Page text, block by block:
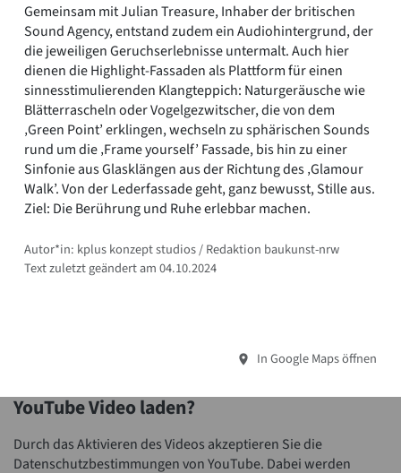
Gemeinsam mit Julian Treasure, Inhaber der britischen
Sound Agency, entstand zudem ein Audiohintergrund, der
die jeweiligen Geruchserlebnisse untermalt. Auch hier
dienen die Highlight-Fassaden als Plattform für einen
sinnesstimulierenden Klangteppich: Naturgeräusche wie
Blätterrascheln oder Vogelgezwitscher, die von dem
‚Green Point’ erklingen, wechseln zu sphärischen Sounds
rund um die ‚Frame yourself’ Fassade, bis hin zu einer
Sinfonie aus Glasklängen aus der Richtung des ‚Glamour
Walk’. Von der Lederfassade geht, ganz bewusst, Stille aus.
Ziel: Die Berührung und Ruhe erlebbar machen.
Autor*in: kplus konzept studios / Redaktion baukunst-nrw
Text zuletzt geändert am 04.10.2024
In Google Maps öffnen
YouTube Video laden?
Durch das Aktivieren des Videos akzeptieren Sie die
Datenschutzbestimmungen von YouTube. Dabei werden